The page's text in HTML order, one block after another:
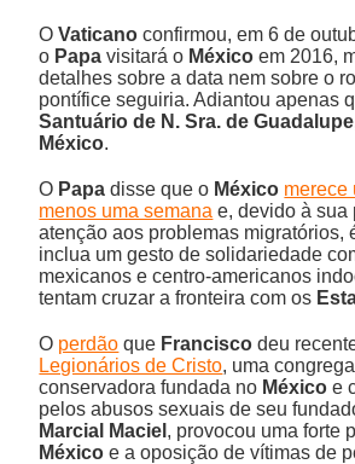
OVaticano confirmou, em 6 de
o Papa visitará o México em 2016,
detalhes sobre a data nem sobre o
pontífice seguiria. Adiantou apenas
Santuário de N. Sra. de Guadalupe
México.
O Papa disse que o México merece
menos uma semana e, devido à sua
atenção aos problemas migratórios,
inclua um gesto de solidariedade
mexicanos e centro-americanos
tentam cruzar a fronteira com os
O perdão que Francisco deu
Legionários de Cristo, uma
conservadora fundada no México e
pelos abusos sexuais de seu
Marcial Maciel , provocou uma forte
México e a oposição de vítimas de